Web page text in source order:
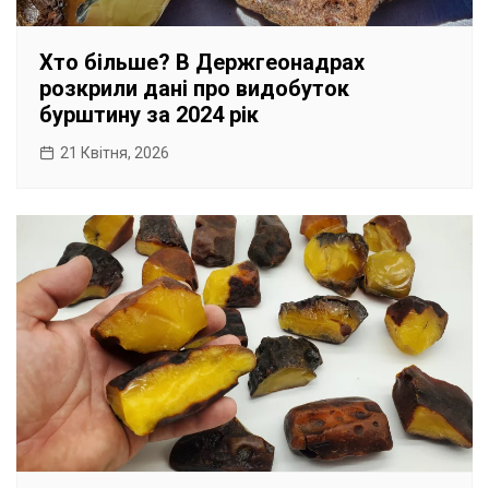
Хто більше? В Держгеонадрах
розкрили дані про видобуток
бурштину за 2024 рік
21 Квітня, 2026